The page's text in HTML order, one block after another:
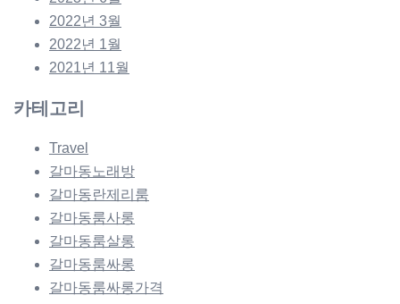
2022년 3월
2022년 1월
2021년 11월
카테고리
Travel
갈마동노래방
갈마동란제리룸
갈마동룸사롱
갈마동룸살롱
갈마동룸싸롱
갈마동룸싸롱가격